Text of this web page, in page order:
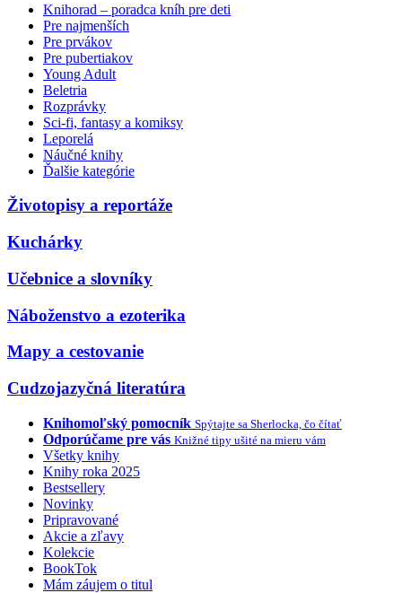
Knihorad – poradca kníh pre deti
Pre najmenších
Pre prvákov
Pre pubertiakov
Young Adult
Beletria
Rozprávky
Sci-fi, fantasy a komiksy
Leporelá
Náučné knihy
Ďalšie kategórie
Životopisy a reportáže
Kuchárky
Učebnice a slovníky
Náboženstvo a ezoterika
Mapy a cestovanie
Cudzojazyčná literatúra
Knihomoľský pomocník Spýtajte sa Sherlocka, čo čítať
Odporúčame pre vás Knižné tipy ušité na mieru vám
Všetky knihy
Knihy roka 2025
Bestsellery
Novinky
Pripravované
Akcie a zľavy
Kolekcie
BookTok
Mám záujem o titul